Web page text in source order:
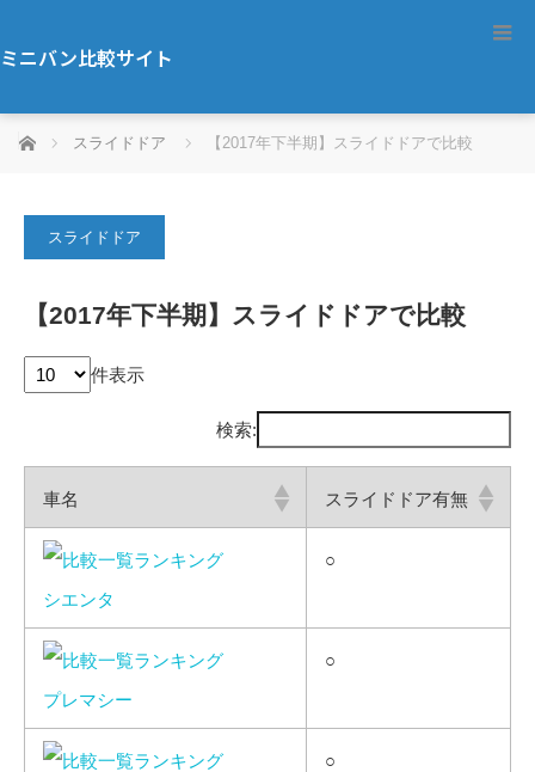
ミニバン比較サイト
ホーム スライドドア 【2017年下半期】スライドドアで比較
スライドドア
【2017年下半期】スライドドアで比較
件表示
検索:
車名 スライドドア有無
シエンタ
○
プレマシー
○
○